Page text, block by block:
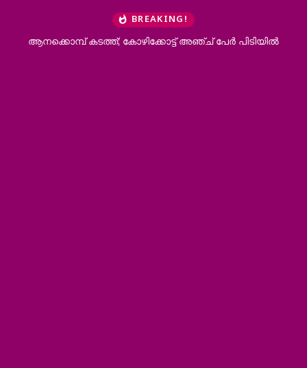
BREAKING!
ആനക്കൊമ്പ് കടത്ത്; കോഴിക്കോട്ട് അഞ്ച് പേർ പിടിയിൽ